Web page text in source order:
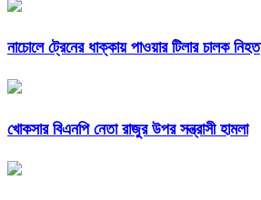
নাচোলে ট্রেনের ধাক্কায় পাওয়ার টিলার চালক নিহত
খোকসার বিএনপি নেতা রাজুর উপর সন্ত্রাসী হামলা